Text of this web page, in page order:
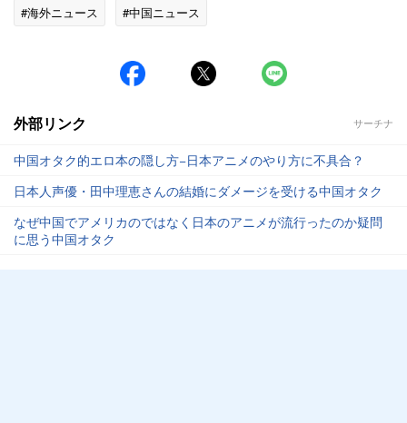
#海外ニュース #中国ニュース
外部リンク サーチナ
中国オタク的エロ本の隠し方−日本アニメのやり方に不具合？
日本人声優・田中理恵さんの結婚にダメージを受ける中国オタク
なぜ中国でアメリカのではなく日本のアニメが流行ったのか疑問
に思う中国オタク